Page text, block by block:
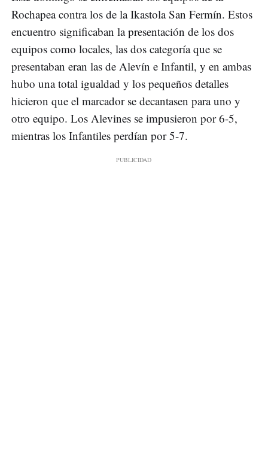
Rochapea contra los de la Ikastola San Fermín. Estos
encuentro significaban la presentación de los dos
equipos como locales, las dos categoría que se
presentaban eran las de Alevín e Infantil, y en ambas
hubo una total igualdad y los pequeños detalles
hicieron que el marcador se decantasen para uno y
otro equipo. Los Alevines se impusieron por 6-5,
mientras los Infantiles perdían por 5-7.